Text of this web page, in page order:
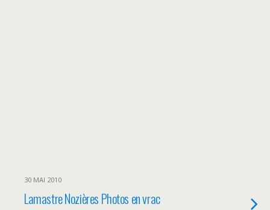
30 MAI 2010
Lamastre Nozières Photos en vrac